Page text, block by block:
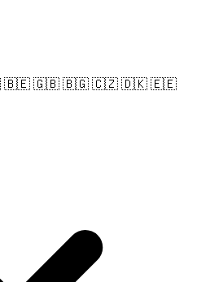
🇧🇪 🇬🇧 🇧🇬 🇨🇿 🇩🇰 🇪🇪